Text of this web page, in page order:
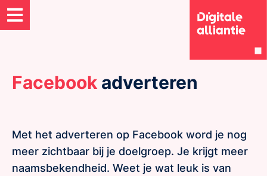
Facebook adverteren
Met het adverteren op Facebook word je nog
meer zichtbaar bij je doelgroep. Je krijgt meer
naamsbekendheid. Weet je wat leuk is van